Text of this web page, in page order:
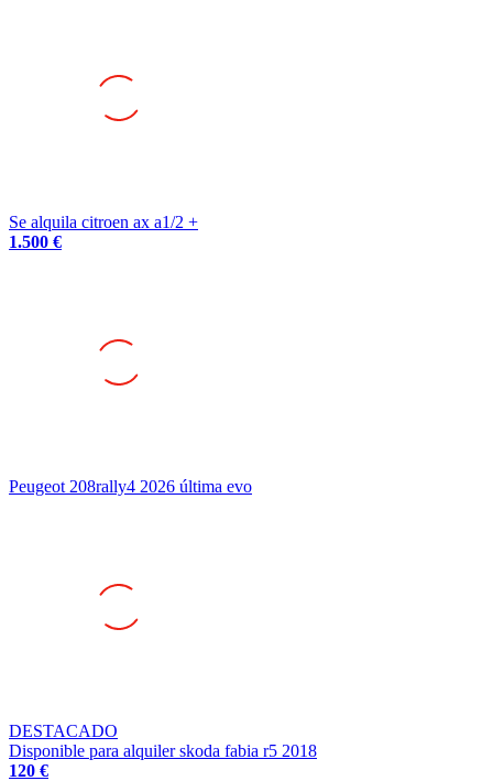
Se alquila citroen ax a1/2 +
1.500 €
Peugeot 208rally4 2026 última evo
DESTACADO
Disponible para alquiler skoda fabia r5 2018
120 €